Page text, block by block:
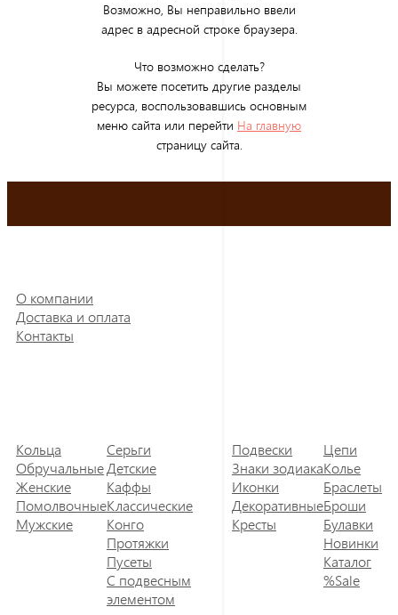
Возможно, Вы неправильно ввели
адрес в адресной строке браузера.
Что возможно сделать?
Вы можете посетить другие разделы
ресурса, воспользовавшись основным
меню сайта или перейти На главную
страницу сайта.
О компании
Доставка и оплата
Контакты
Кольца
Обручальные
Женские
Помолвочные
Мужские
Серьги
Детские
Каффы
Классические
Конго
Протяжки
Пусеты
С подвесным
элементом
Подвески
Знаки зодиака
Иконки
Декоративные
Кресты
Цепи
Колье
Браслеты
Броши
Булавки
Новинки
Каталог
%Sale